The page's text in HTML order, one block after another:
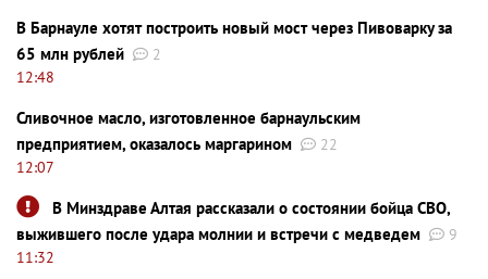
В Барнауле хотят построить новый мост через Пивоварку за
65 млн рублей
2
12:48
Сливочное масло, изготовленное барнаульским
предприятием, оказалось маргарином
22
12:07
В Минздраве Алтая рассказали о состоянии бойца СВО,
выжившего после удара молнии и встречи с медведем
9
11:32